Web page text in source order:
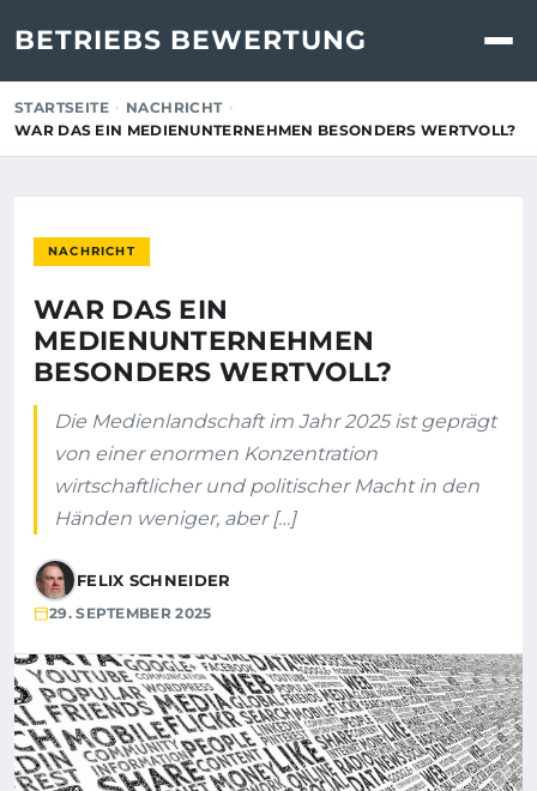
BETRIEBS BEWERTUNG
STARTSEITE
NACHRICHT
WAR DAS EIN MEDIENUNTERNEHMEN BESONDERS WERTVOLL?
NACHRICHT
WAR DAS EIN
MEDIENUNTERNEHMEN
BESONDERS WERTVOLL?
Die Medienlandschaft im Jahr 2025 ist geprägt
von einer enormen Konzentration
wirtschaftlicher und politischer Macht in den
Händen weniger, aber […]
FELIX SCHNEIDER
29. SEPTEMBER 2025